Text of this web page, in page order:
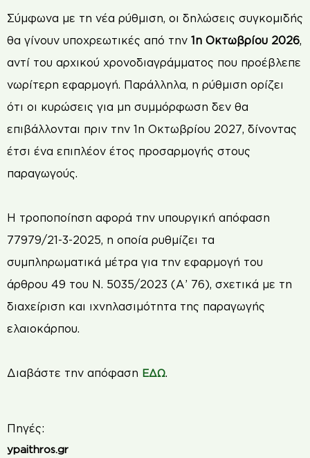
Σύμφωνα με τη νέα ρύθμιση, οι δηλώσεις συγκομιδής
θα γίνουν υποχρεωτικές από την 1η Οκτωβρίου 2026,
αντί του αρχικού χρονοδιαγράμματος που προέβλεπε
νωρίτερη εφαρμογή. Παράλληλα, η ρύθμιση ορίζει
ότι οι κυρώσεις για μη συμμόρφωση δεν θα
επιβάλλονται πριν την 1η Οκτωβρίου 2027, δίνοντας
έτσι ένα επιπλέον έτος προσαρμογής στους
παραγωγούς.
Η τροποποίηση αφορά την υπουργική απόφαση
77979/21-3-2025, η οποία ρυθμίζει τα
συμπληρωματικά μέτρα για την εφαρμογή του
άρθρου 49 του Ν. 5035/2023 (Α’ 76), σχετικά με τη
διαχείριση και ιχνηλασιμότητα της παραγωγής
ελαιοκάρπου.
Διαβάστε την απόφαση ΕΔΩ.
Πηγές:
ypaithros.gr